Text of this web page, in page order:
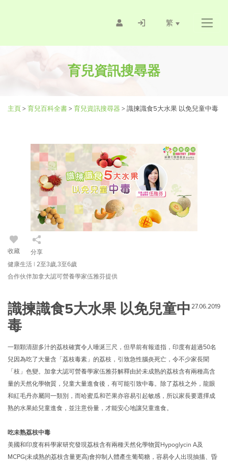
繁
育兒資訊搜尋器
主頁> 育兒百科全書> 育兒資訊搜尋器 > 識揀識食5大水果 以免兒童中毒
收藏
分享
健康生活 | 2至3歲,3至6歲
合作伙伴加拿大認可營養學家伍雅芬提供
識揀識食5大水果 以免兒童中
毒
27.06.2019
一顆顆清甜多汁的荔枝確實令人唾涎三尺，但早前有報道指，印度有超過50名
兒因為吃了大量含「荔枝毒素」的荔枝，引致急性腦炎死亡，令不少家長聞
「枝」色變。加拿大認可營養學家伍雅芬解釋由於未成熟的荔枝含有兩種高含
量的天然化學物質，兒童大量進食後，有可能引致中毒。除了荔枝之外，龍眼
和紅毛丹亦屬同一類別，而哈蜜瓜和芒果亦容易引起敏感，所以家長要選擇成
熟的水果給兒童進食，並注意份量，才能安心地讓兒童進食。
吃未熟荔枝中毒
美國和印度有科學家研究發現荔枝含有兩種天然化學物質Hypoglycin A及
MCPG(未成熟的荔枝含量更高)會抑制人體產生葡萄糖，容易令人出現抽搐、昏